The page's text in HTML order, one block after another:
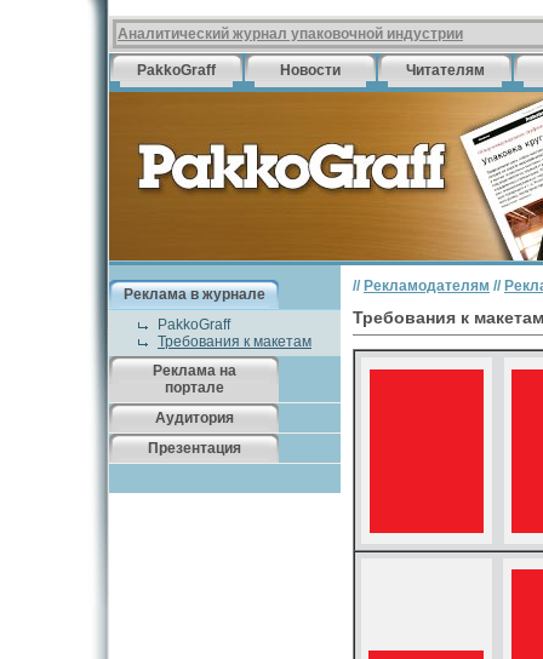
Аналитический журнал упаковочной индустрии
PakkoGraff Новости Читателям
Реклама в журнале
PakkoGraff
Требования к макетам
Реклама на
портале
Аудитория
Презентация
// Рекламодателям //
Требования к макетам